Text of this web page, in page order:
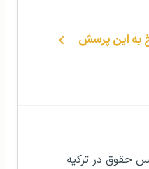
به این پرسش
حقوق در ترکیه